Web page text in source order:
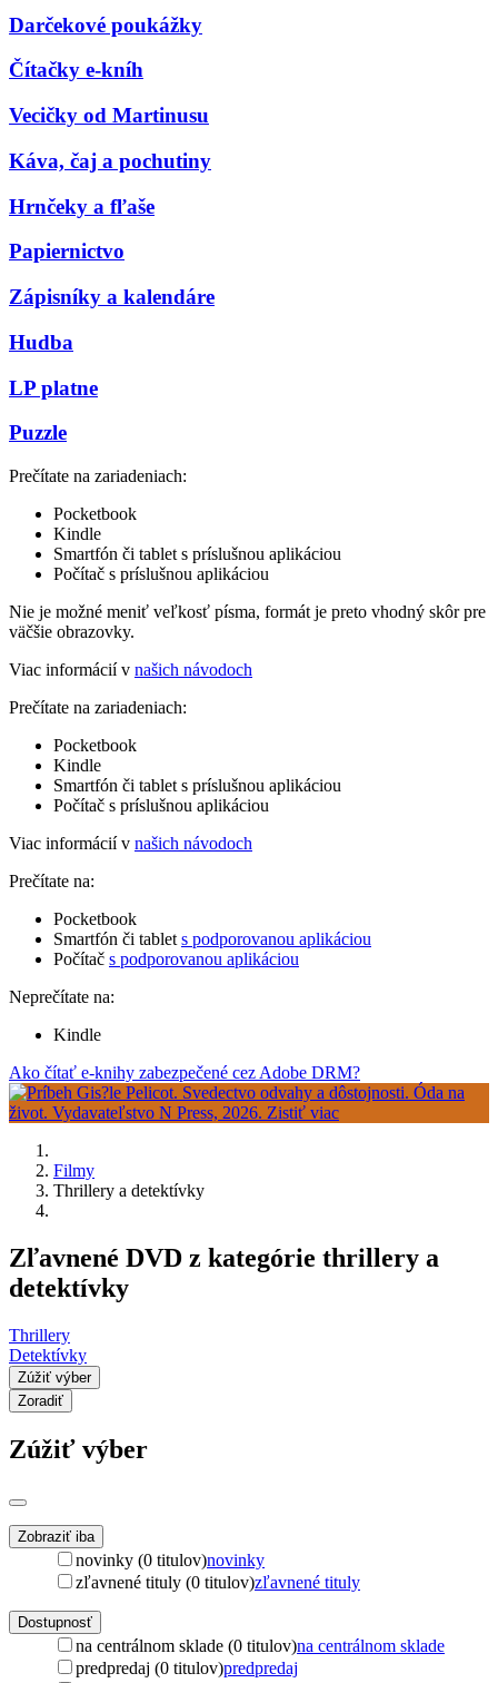
Darčekové poukážky
Čítačky e-kníh
Vecičky od Martinusu
Káva, čaj a pochutiny
Hrnčeky a fľaše
Papiernictvo
Zápisníky a kalendáre
Hudba
LP platne
Puzzle
Prečítate na zariadeniach:
Pocketbook
Kindle
Smartfón či tablet s príslušnou aplikáciou
Počítač s príslušnou aplikáciou
Nie je možné meniť veľkosť písma, formát je preto vhodný skôr pre
väčšie obrazovky.
Viac informácií v našich návodoch
Prečítate na zariadeniach:
Pocketbook
Kindle
Smartfón či tablet s príslušnou aplikáciou
Počítač s príslušnou aplikáciou
Viac informácií v našich návodoch
Prečítate na:
Pocketbook
Smartfón či tablet s podporovanou aplikáciou
Počítač s podporovanou aplikáciou
Neprečítate na:
Kindle
Ako čítať e-knihy zabezpečené cez Adobe DRM?
Filmy
Thrillery a detektívky
Zľavnené DVD z kategórie thrillery a
detektívky
Thrillery
Detektívky
Zúžiť výber
Zoradiť
Zúžiť výber
Zobraziť iba
novinky (0 titulov)novinky
zľavnené tituly (0 titulov)zľavnené tituly
Dostupnosť
na centrálnom sklade (0 titulov)na centrálnom sklade
predpredaj (0 titulov)predpredaj